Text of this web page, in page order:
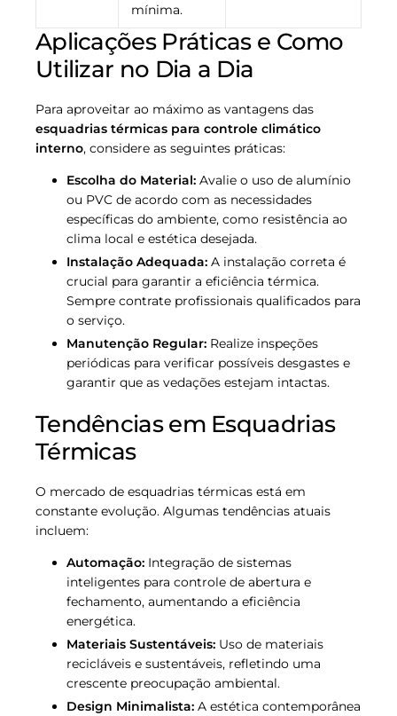
mínima.
Aplicações Práticas e Como
Utilizar no Dia a Dia
Para aproveitar ao máximo as vantagens das
esquadrias térmicas para controle climático
interno, considere as seguintes práticas:
Escolha do Material: Avalie o uso de alumínio
ou PVC de acordo com as necessidades
específicas do ambiente, como resistência ao
clima local e estética desejada.
Instalação Adequada: A instalação correta é
crucial para garantir a eficiência térmica.
Sempre contrate profissionais qualificados para
o serviço.
Manutenção Regular: Realize inspeções
periódicas para verificar possíveis desgastes e
garantir que as vedações estejam intactas.
Tendências em Esquadrias
Térmicas
O mercado de esquadrias térmicas está em
constante evolução. Algumas tendências atuais
incluem:
Automação: Integração de sistemas
inteligentes para controle de abertura e
fechamento, aumentando a eficiência
energética.
Materiais Sustentáveis: Uso de materiais
recicláveis e sustentáveis, refletindo uma
crescente preocupação ambiental.
Design Minimalista: A estética contemporânea